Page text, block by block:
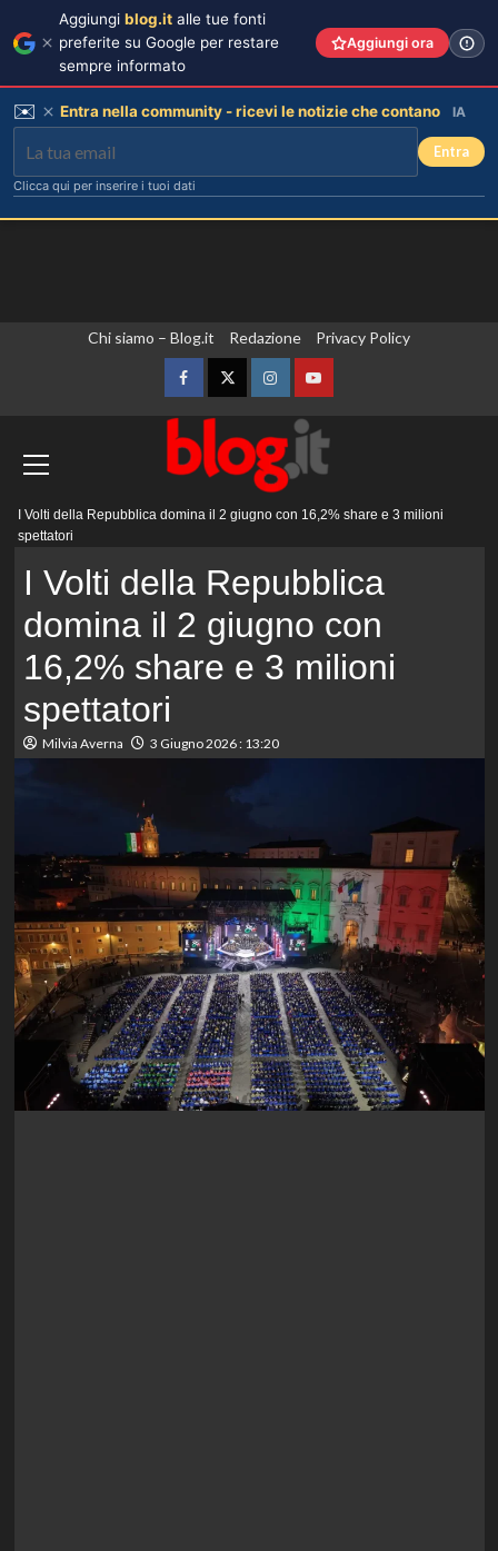
Chi siamo – Blog.it Redazione Privacy Policy
FacebookTwitterInstagramYouTube
principale
I Volti della Repubblica domina il 2 giugno con 16,2% share e 3 milioni
spettatori
I Volti della Repubblica
domina il 2 giugno con
16,2% share e 3 milioni
spettatori
Milvia Averna 3 Giugno 2026 : 13:20
Aggiungi blog.it alle tue fonti
preferite su Google per restare
sempre informato
Aggiungi ora
✉️ Entra nella community - ricevi le notizie che contano IA
Entra
Clicca qui per inserire i tuoi dati